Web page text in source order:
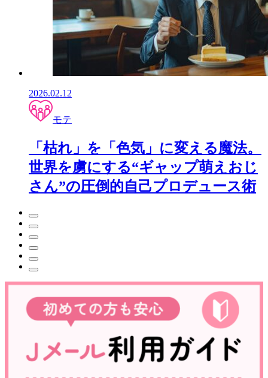
2026.02.12
モテ
「枯れ」を「色気」に変える魔法。
世界を虜にする“ギャップ萌えおじ
さん”の圧倒的自己プロデュース術